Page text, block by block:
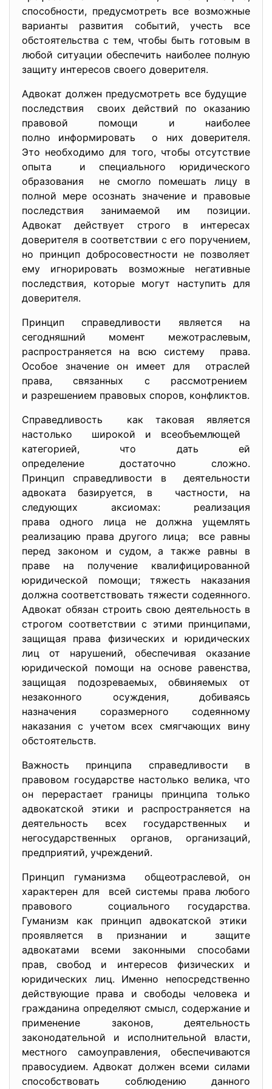
способности, предусмотреть все возможные
варианты развития событий, учесть все
обстоятельства с тем, чтобы быть готовым в
любой ситуации обеспечить наиболее полную
защиту интересов своего доверителя.
Адвокат должен предусмотреть все будущие
последствия своих действий по оказанию
правовой помощи и наиболее
полно информировать о них доверителя.
Это необходимо для того, чтобы отсутствие
опыта и специального юридического
образования не смогло помешать лицу в
полной мере осознать значение и правовые
последствия занимаемой им позиции.
Адвокат действует строго в интересах
доверителя в соответствии с его поручением,
но принцип добросовестности не позволяет
ему игнорировать возможные негативные
последствия, которые могут наступить для
доверителя.
Принцип справедливости является на
сегодняшний момент межотраслевым,
распространяется на всю систему права.
Особое значение он имеет для отраслей
права, связанных с рассмотрением
и разрешением правовых споров, конфликтов.
Справедливость как таковая является
настолько широкой и всеобъемлющей
категорией, что дать ей
определение достаточно сложно.
Принцип справедливости в деятельности
адвоката базируется, в частности, на
следующих аксиомах: реализация
права одного лица не должна ущемлять
реализацию права другого лица; все равны
перед законом и судом, а также равны в
праве на получение квалифицированной
юридической помощи; тяжесть наказания
должна соответствовать тяжести содеянного.
Адвокат обязан строить свою деятельность в
строгом соответствии с этими принципами,
защищая права физических и юридических
лиц от нарушений, обеспечивая оказание
юридической помощи на основе равенства,
защищая подозреваемых, обвиняемых от
незаконного осуждения, добиваясь
назначения соразмерного содеянному
наказания с учетом всех смягчающих вину
обстоятельств.
Важность принципа справедливости в
правовом государстве настолько велика, что
он перерастает границы принципа только
адвокатской этики и распространяется на
деятельность всех государственных и
негосударственных органов, организаций,
предприятий, учреждений.
Принцип гуманизма общеотраслевой, он
характерен для всей системы права любого
правового социального государства.
Гуманизм как принцип адвокатской этики
проявляется в признании и защите
адвокатами всеми законными способами
прав, свобод и интересов физических и
юридических лиц. Именно непосредственно
действующие права и свободы человека и
гражданина определяют смысл, содержание и
применение законов, деятельность
законодательной и исполнительной власти,
местного самоуправления, обеспечиваются
правосудием. Адвокат должен всеми силами
способствовать соблюдению данного